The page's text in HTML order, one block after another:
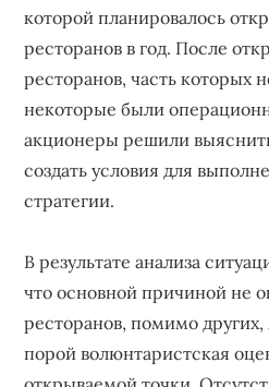
которой планировалось
ресторанов в год. После
ресторанов, часть которых
некоторые были
акционеры решили
создать условия для
стратегии.
В результате анализа
что основной причиной не
ресторанов, помимо других,
порой волюнтаристская